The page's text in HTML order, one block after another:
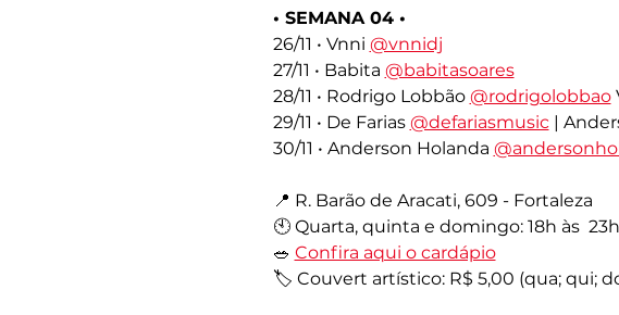
• SEMANA 04 •
26/11 • Vnni @vnnidj
27/11 • Babita @babitasoares
28/11 • Rodrigo Lobbão @rodrigolobbao
29/11 • De Farias @defariasmusic |
30/11 • Anderson Holanda
📍 R. Barão de Aracati, 609 - Fortaleza
🕙 Quarta, quinta e domingo: 18h às
🥗 Confira aqui o cardápio
🏷️ Couvert artístico: R$ 5,00 (qua; qui;